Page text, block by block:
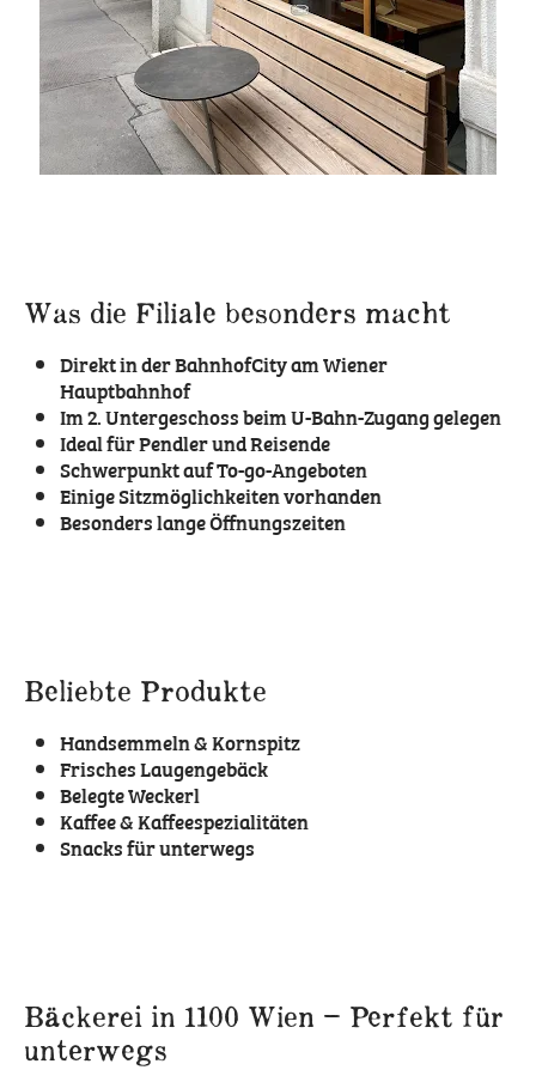
Was die Filiale besonders macht
Direkt in der BahnhofCity am Wiener
Hauptbahnhof
Im 2. Untergeschoss beim U-Bahn-Zugang gelegen
Ideal für Pendler und Reisende
Schwerpunkt auf To-go-Angeboten
Einige Sitzmöglichkeiten vorhanden
Besonders lange Öffnungszeiten
Beliebte Produkte
Handsemmeln & Kornspitz
Frisches Laugengebäck
Belegte Weckerl
Kaffee & Kaffeespezialitäten
Snacks für unterwegs
Bäckerei in 1100 Wien – Perfekt für
unterwegs